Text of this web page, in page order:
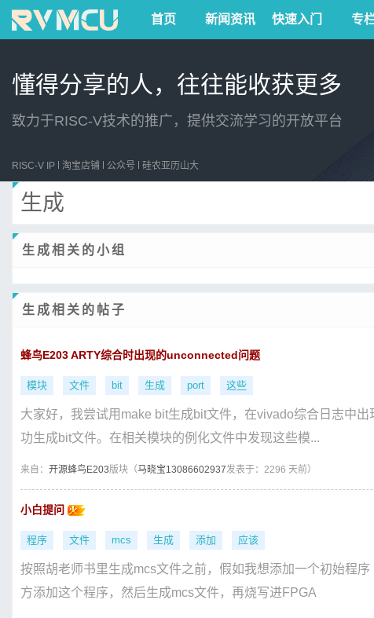
首页 新闻资讯 快速入门 专
懂得分享的人，往往能收获更多
致力于RISC-V技术的推广，提供交流学习的开放平台
RISC-V IP 淘宝店铺 公众号 硅农亚历山大
生成
生成相关的小组
生成相关的帖子
蜂鸟E203 ARTY综合时出现的unconnected问题
模块 文件 bit 生成 port 这些
大家好，我尝试用make bit生成bit文件，在vivado综合日志中
功生成bit文件。在相关模块的例化文件中发现这些模...
来自： 开源蜂鸟E203版块（马晓宝13086602937发表于：2296 天前）
小白提问
程序 文件 mcs 生成 添加 应该
按照胡老师书里生成mcs文件之前，假如我想添加一个初始程
方添加这个程序，然后生成mcs文件，再烧写进FPGA